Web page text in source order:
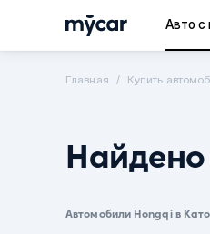
Авто с
Главная Купить
Автомобили Hongqi в